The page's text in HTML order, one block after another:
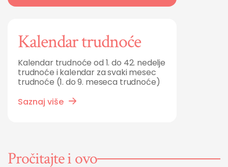
Kalendar trudnoće
Kalendar trudnoće od 1. do 42. nedelje
trudnoće i kalendar za svaki mesec
trudnoće (1. do 9. meseca trudnoće)
Saznaj više
Pročitajte i ovo